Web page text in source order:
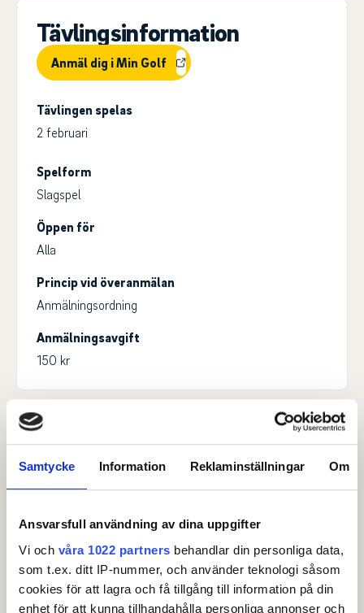
Samtycke Information Reklaminställningar Om
Ansvarsfull användning av dina uppgifter
Vi och våra 1022 partners behandlar din personliga data,
som t.ex. ditt IP-nummer, och använder teknologi såsom
cookies för att lagra och få tillgång till information på din
enhet för att kunna tillhandahålla personliga annonser och
Tävlingsinformation
Anmäl dig i Min Golf
Tävlingen spelas
2 februari
Spelform
Slagspel
Öppen för
Alla
Princip vid överanmälan
Anmälningsordning
Anmälningsavgift
150 kr
Marcus Brännare
, Tävlingsledare
mans.thorselius@golf.se
08-622 15 66